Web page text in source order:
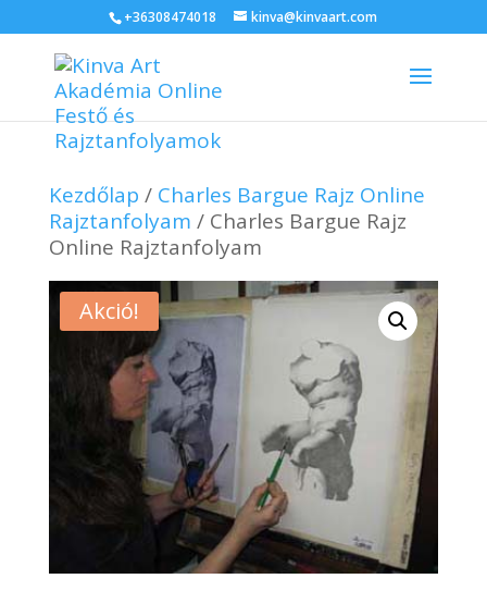
+36308474018 kinva@kinvaart.com
Kezdőlap / Charles Bargue Rajz Online
Rajztanfolyam / Charles Bargue Rajz
Online Rajztanfolyam
Akció!